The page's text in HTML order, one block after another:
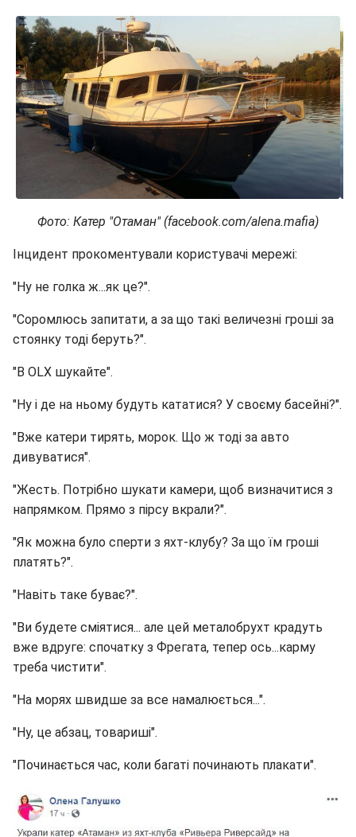
Фото: Катер "Отаман" (facebook.com/alena.mafia)
Інцидент прокоментували користувачі мережі:
"Ну не голка ж...як це?".
"Соромлюсь запитати, а за що такі величезні гроші за
стоянку тоді беруть?".
"В OLX шукайте".
"Ну і де на ньому будуть кататися? У своєму басейні?".
"Вже катери тирять, морок. Що ж тоді за авто
дивуватися".
"Жесть. Потрібно шукати камери, щоб визначитися з
напрямком. Прямо з пірсу вкрали?".
"Як можна було сперти з яхт-клубу? За що їм гроші
платять?".
"Навіть таке буває?".
"Ви будете сміятися... але цей металобрухт крадуть
вже вдруге: спочатку з Фрегата, тепер ось...карму
треба чистити".
"На морях швидше за все намалюється...".
"Ну, це абзац, товариші".
"Починається час, коли багаті починають плакати".